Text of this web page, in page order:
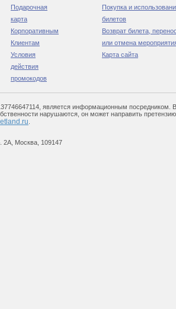
Подарочная
карта
Корпоративным
Клиентам
Условия
действия
промокодов
Покупка и
билетов
Возврат билета,
или отмена
Карта сайта
является информационным посредником. В
нарушаются, он может направить
2А, Москва, 109147